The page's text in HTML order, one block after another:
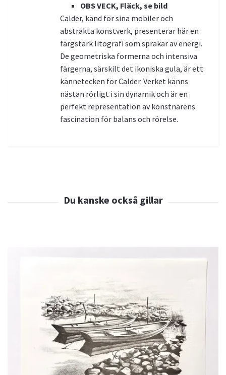
OBS VECK, Fläck, se bild
Calder, känd för sina mobiler och
abstrakta konstverk, presenterar här en
färgstark litografi som sprakar av energi.
De geometriska formerna och intensiva
färgerna, särskilt det ikoniska gula, är ett
kännetecken för Calder. Verket känns
nästan rörligt i sin dynamik och är en
perfekt representation av konstnärens
fascination för balans och rörelse.